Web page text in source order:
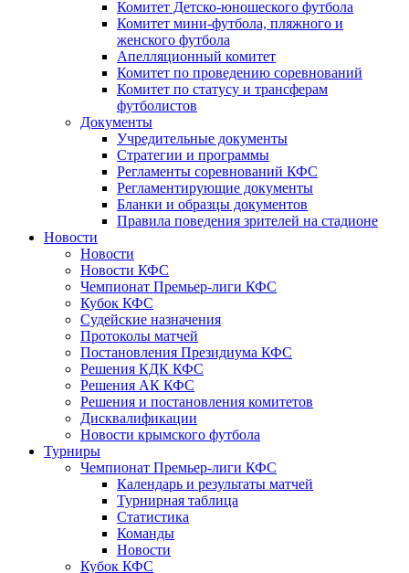
Комитет Детско-юношеского футбола
Комитет мини-футбола, пляжного и
женского футбола
Апелляционный комитет
Комитет по проведению соревнований
Комитет по статусу и трансферам
футболистов
Документы
Учредительные документы
Стратегии и программы
Регламенты соревнований КФС
Регламентирующие документы
Бланки и образцы документов
Правила поведения зрителей на стадионе
Новости
Новости
Новости КФС
Чемпионат Премьер-лиги КФС
Кубок КФС
Судейские назначения
Протоколы матчей
Постановления Президиума КФС
Решения КДК КФС
Решения АК КФС
Решения и постановления комитетов
Дисквалификации
Новости крымского футбола
Турниры
Чемпионат Премьер-лиги КФС
Календарь и результаты матчей
Турнирная таблица
Статистика
Команды
Новости
Кубок КФС